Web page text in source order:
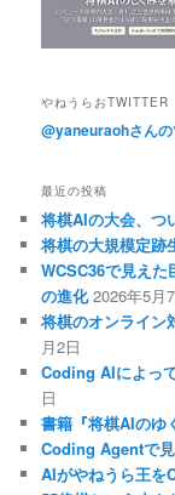
やねうらおTWITTER
@yaneuraohさんの
最近の投稿
将棋AIの大会、つ
将棋の大規模定跡
WCSC36で見え
の進化 2026年5月
将棋のオンライン
月2日
Coding AIによっ
日
書籍『将棋AIのゆ
Coding Agentで
AIがやねうら王を